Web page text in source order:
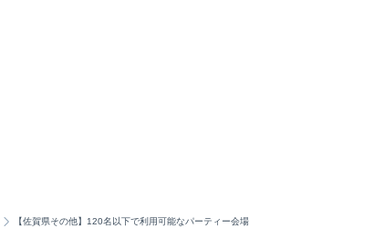
【佐賀県その他】120名以下で利用可能なパーティー会場